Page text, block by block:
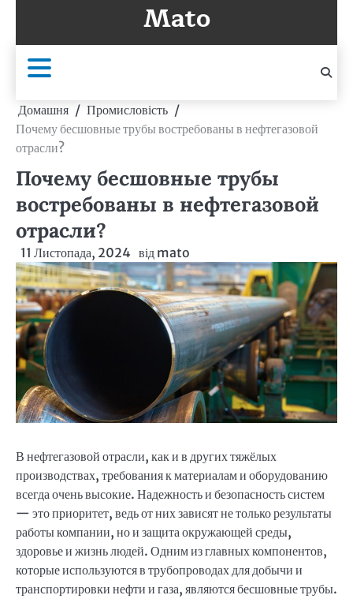
вмісту
Mato
Домашня
Промисловість
Почему бесшовные трубы востребованы в нефтегазовой
отрасли?
Почему бесшовные трубы
востребованы в нефтегазовой
отрасли?
11 Листопада, 2024 від mato
В нефтегазовой отрасли, как и в других тяжёлых
производствах, требования к материалам и оборудованию
всегда очень высокие. Надежность и безопасность систем
— это приоритет, ведь от них зависят не только результаты
работы компании, но и защита окружающей среды,
здоровье и жизнь людей. Одним из главных компонентов,
которые используются в трубопроводах для добычи и
транспортировки нефти и газа, являются бесшовные трубы.